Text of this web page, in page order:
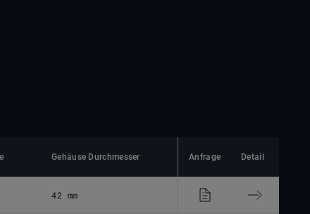
Gehäuse Durchmesser Anfrage Detail
42 mm